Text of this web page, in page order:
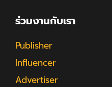
ร่วมงานกับเรา
Publisher
Influencer
Advertiser